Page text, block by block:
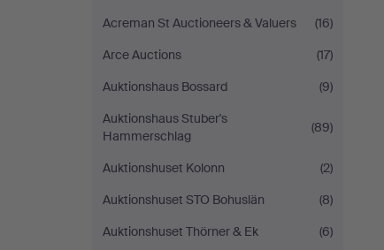
Acreman St Auctioneers & Valuers
(16)
Arce Auctions
(17)
Auktionshaus Bossard
(9)
Auktionshaus Stuber's
Hammerschlag
(89)
Auktionshuset Kolonn
(2)
Auktionshuset STO Bohuslän
(8)
Auktionshuset Thörner & Ek
(6)